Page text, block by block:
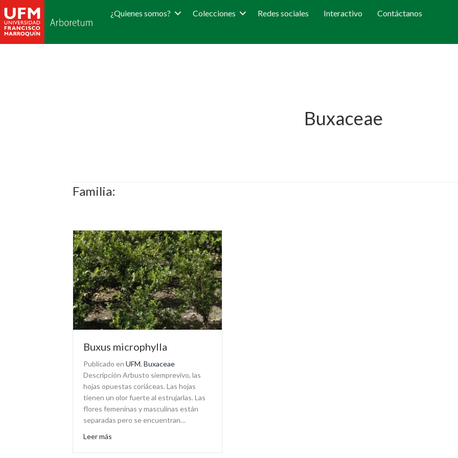
¿Quienes somos? Colecciones Redes sociales Interactivo Contáctanos
Buxaceae
Familia:
Buxus microphylla
Publicado en UFM, Buxaceae
Descripción Arbusto siemprevivo, las
hojas opuestas coriáceas. Las hojas
tienen un olor fuerte al estrujarlas. Las
flores femeninas y masculinas están
separadas pero se encuentran…
Leer más